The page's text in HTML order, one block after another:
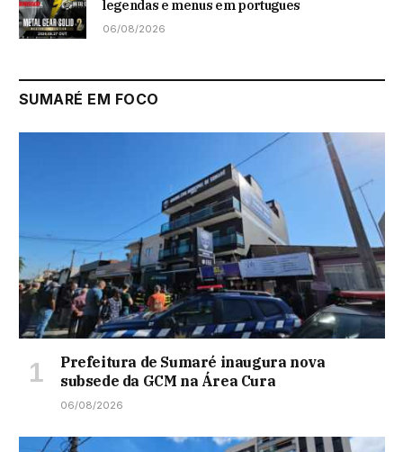
legendas e menus em portugues
06/08/2026
SUMARÉ EM FOCO
Prefeitura de Sumaré inaugura nova
subsede da GCM na Área Cura
06/08/2026